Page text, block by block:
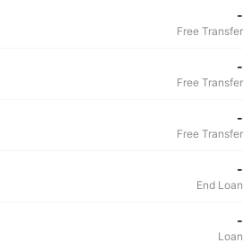
-
Free Transfer
-
Free Transfer
-
Free Transfer
-
End Loan
-
Loan